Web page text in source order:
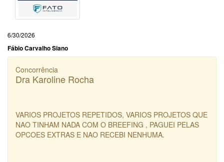
6/30/2026
Fábio Carvalho Siano
Concorrência
Dra Karoline Rocha
VARIOS PROJETOS REPETIDOS, VARIOS PROJETOS QUE
NAO TINHAM NADA COM O BREEFING , PAGUEI PELAS
OPCOES EXTRAS E NAO RECEBI NENHUMA.